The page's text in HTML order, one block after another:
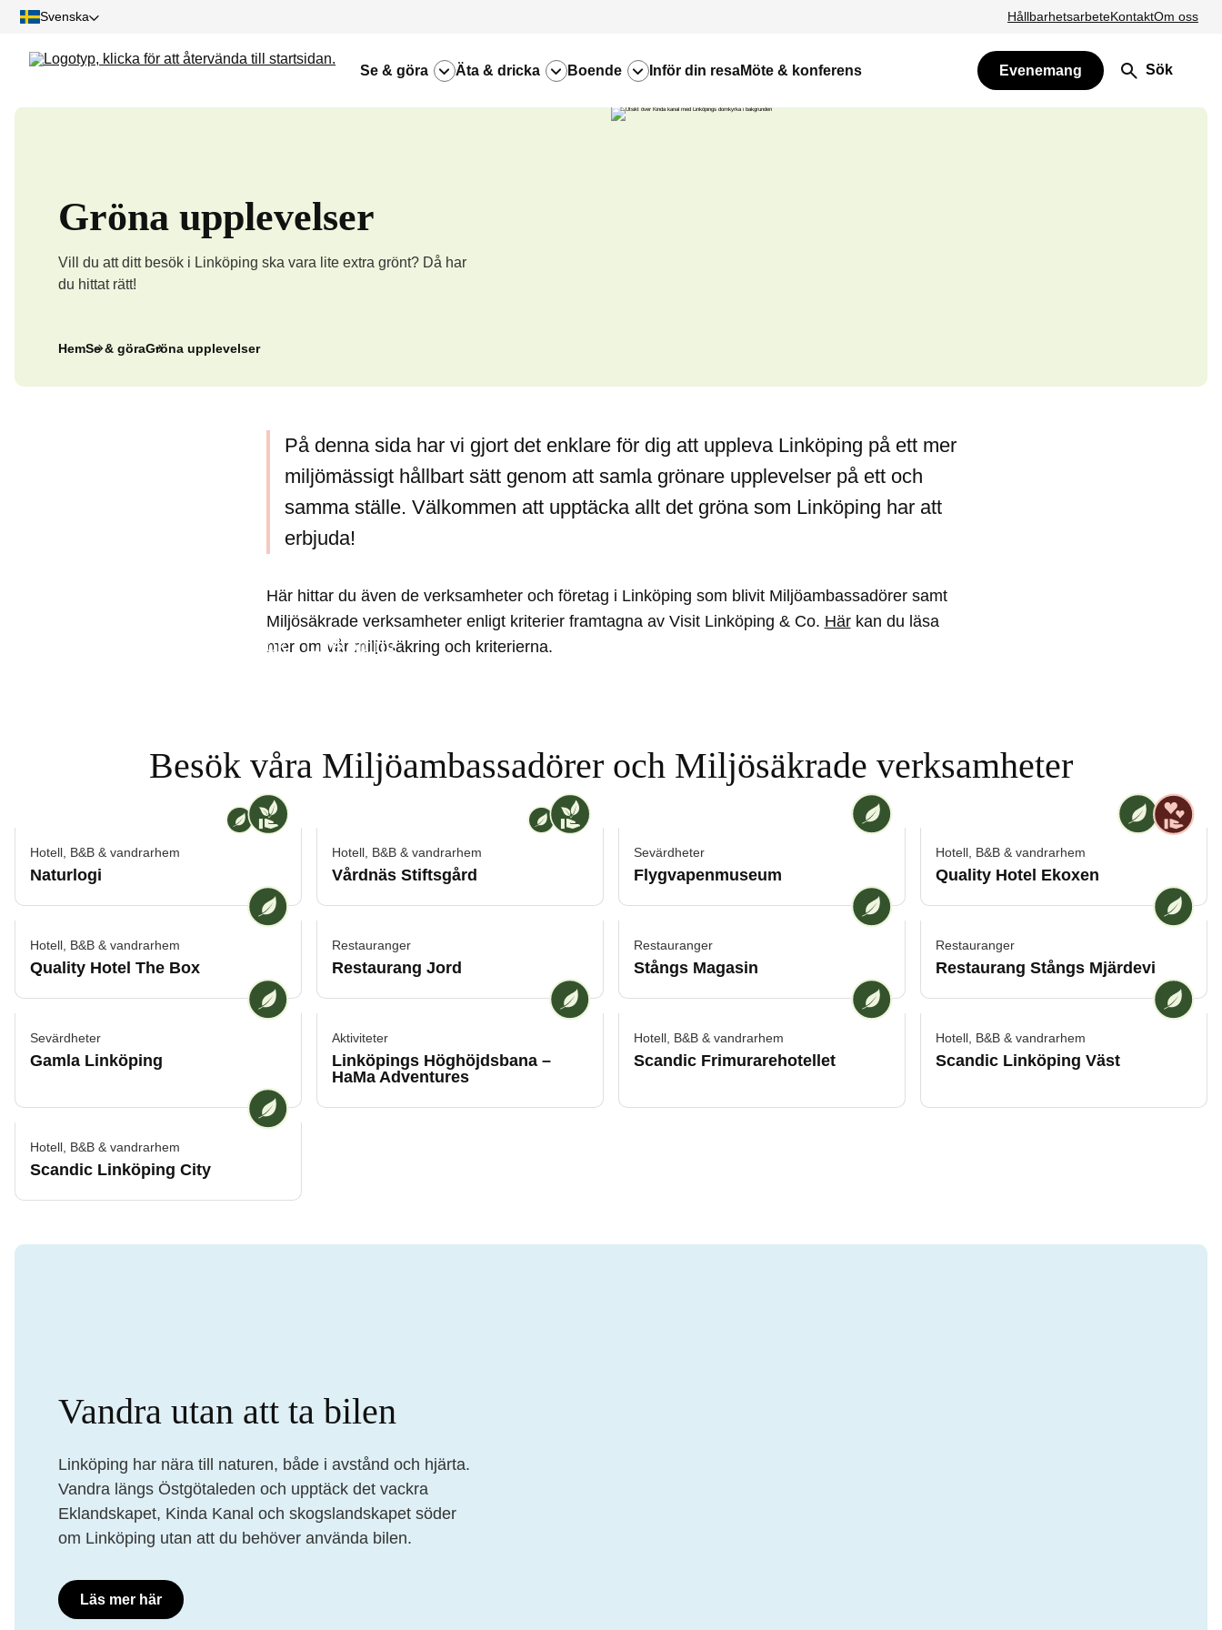
Svenska HållbarhetsarbeteKontaktOm oss
Se & göra Äta & dricka Boende Inför din resaMöte & konferens Evenemang Sök
Gröna upplevelser
Vill du att ditt besök i Linköping ska vara lite extra grönt? Då har
du hittat rätt!
HemSe & göraGröna upplevelser
På denna sida har vi gjort det enklare för dig att uppleva Linköping på ett mer
miljömässigt hållbart sätt genom att samla grönare upplevelser på ett och
samma ställe. Välkommen att upptäcka allt det gröna som Linköping har att
erbjuda!
Här hittar du även de verksamheter och företag i Linköping som blivit Miljöambassadörer samt
Miljösäkrade verksamheter enligt kriterier framtagna av Visit Linköping & Co. Härkan du läsa
mer om vår miljösäkring och kriterierna.
Tips för ett grönare besök i Linköping
Besök våra Miljöambassadörer och Miljösäkrade verksamheter
Vi på [ANAME] är Miljöambassadörer
Hotell, B&B & vandrarhem
Naturlogi
Vi på [ANAME] är Miljöambassadörer
Hotell, B&B & vandrarhem
Vårdnäs Stiftsgård
Vi på [ANAME] är en Miljösäkrad verksamhet
Sevärdheter
Flygvapenmuseum
Vi på
Hotell, B&B & vandrarhem
Quality Hotel Ekoxen
Vi på [ANAME] är en Miljösäkrad verksamhet
Hotell, B&B & vandrarhem
Quality Hotel The Box
Restauranger
Restaurang Jord
Vi på [ANAME] är en Miljösäkrad verksamhet
Restauranger
Stångs Magasin
Vi på
Restauranger
Restaurang Stångs Mjärdevi
Vi på [ANAME] är en Miljösäkrad verksamhet
Sevärdheter
Gamla Linköping
Vi på [ANAME] är en Miljösäkrad verksamhet
Aktiviteter
Linköpings Höghöjdsbana –
HaMa Adventures
Vi på [ANAME] är en Miljösäkrad verksamhet
Hotell, B&B & vandrarhem
Scandic Frimurarehotellet
Vi på
Hotell, B&B & vandrarhem
Scandic Linköping Väst
Vi på [ANAME] är en Miljösäkrad verksamhet
Hotell, B&B & vandrarhem
Scandic Linköping City
Vandra utan att ta bilen
Linköping har nära till naturen, både i avstånd och hjärta.
Vandra längs Östgötaleden och upptäck det vackra
Eklandskapet, Kinda Kanal och skogslandskapet söder
om Linköping utan att du behöver använda bilen.
Läs mer här